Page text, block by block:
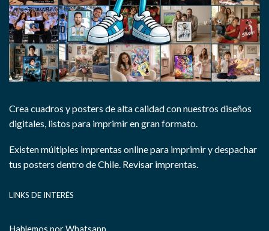
Crea cuadros y posters de alta calidad con nuestros diseños
digitales, listos para imprimir en gran formato.
Existen múltiples imprentas online para imprimir y despachar
tus posters dentro de Chile. Revisar imprentas.
LINKS DE INTERÉS
Hablemos por Whatsapp